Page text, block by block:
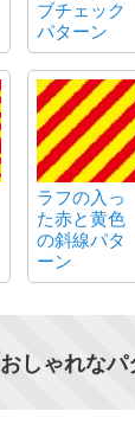
ブチェック
パターン
ラフの入っ
た赤と黄色
の斜線パタ
ーン
おしゃれな